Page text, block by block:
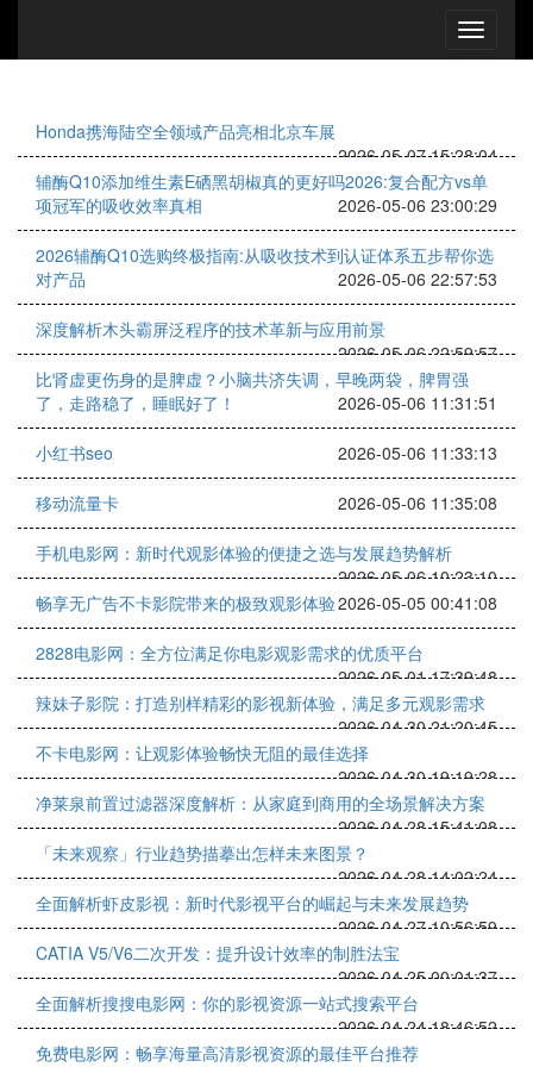
Honda携海陆空全领域产品亮相北京车展
2026-05-07 15:28:04
辅酶Q10添加维生素E硒黑胡椒真的更好吗2026:复合配方vs单
项冠军的吸收效率真相
2026-05-06 23:00:29
2026辅酶Q10选购终极指南:从吸收技术到认证体系五步帮你选
对产品
2026-05-06 22:57:53
深度解析木头霸屏泛程序的技术革新与应用前景
2026-05-06 22:59:57
比肾虚更伤身的是脾虚？小脑共济失调，早晚两袋，脾胃强
了，走路稳了，睡眠好了！
2026-05-06 11:31:51
小红书seo 2026-05-06 11:33:13
移动流量卡 2026-05-06 11:35:08
手机电影网：新时代观影体验的便捷之选与发展趋势解析
2026-05-06 10:23:10
畅享无广告不卡影院带来的极致观影体验2026-05-05 00:41:08
2828电影网：全方位满足你电影观影需求的优质平台
2026-05-01 17:39:48
辣妹子影院：打造别样精彩的影视新体验，满足多元观影需求
2026-04-30 21:20:45
不卡电影网：让观影体验畅快无阻的最佳选择
2026-04-30 19:19:28
净莱泉前置过滤器深度解析：从家庭到商用的全场景解决方案
2026-04-28 15:41:08
「未来观察」行业趋势描摹出怎样未来图景？
2026-04-28 14:02:24
全面解析虾皮影视：新时代影视平台的崛起与未来发展趋势
2026-04-27 10:56:59
CATIA V5/V6二次开发：提升设计效率的制胜法宝
2026-04-25 00:01:37
全面解析搜搜电影网：你的影视资源一站式搜索平台
2026-04-24 18:46:52
免费电影网：畅享海量高清影视资源的最佳平台推荐